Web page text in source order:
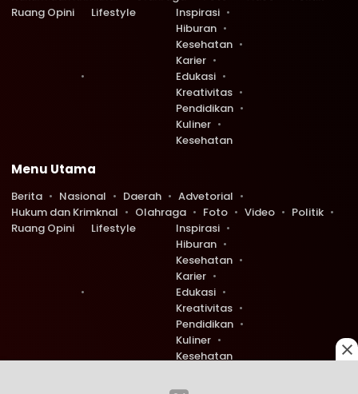
Ruang Opini
Lifestyle
Inspirasi
Hiburan
Kesehatan
Karier
Edukasi
Kreativitas
Pendidikan
Kuliner
Kesehatan
Menu Utama
Berita Nasional Daerah
Advetorial
Hukum dan Krimknal
Olahraga Foto Video
Politik
Ruang Opini
Lifestyle
Inspirasi
Hiburan
Kesehatan
Karier
Edukasi
Kreativitas
Pendidikan
Kuliner
Kesehatan